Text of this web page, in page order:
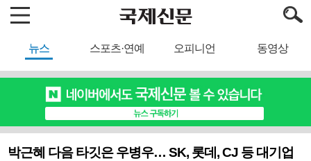
뉴스 스포츠·연예 오피니언 동영상
박근혜 다음 타깃은 우병우… SK, 롯데, CJ 등 대기업